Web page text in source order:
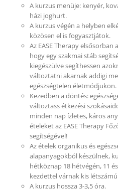
A kurzus menüje: kenyér,
házi joghurt.
A kurzus végén a helyben
közösen el is fogyasztjátok.
Az EASE Therapy elsősorban
hogy egy szakmai stáb
kiegészülve segíthessen
változtatni akarnak addigi
egészségtelen életmódjukon.
Kezedben a döntés:
változtass étkezési
minden nap ízletes, káros
ételeket az EASE Therapy
segítségével!
Az ételek organikus és
alapanyagokból készülnek,
hétköznap 18 hétvégén, 11
kezdettel várnak kis
A kurzus hossza 3-3,5 óra.